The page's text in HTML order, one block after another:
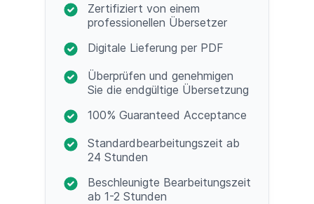
Zertifiziert von einem
professionellen Übersetzer
Digitale Lieferung per PDF
Überprüfen und genehmigen
Sie die endgültige Übersetzung
100% Guaranteed Acceptance
Standardbearbeitungszeit ab
24 Stunden
Beschleunigte Bearbeitungszeit
ab 1-2 Stunden